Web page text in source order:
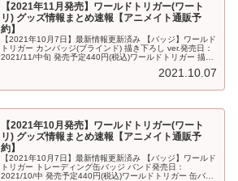
【2021年11月発売】ワールドトリガー(ワート
リ) グッズ情報まとめ速報【アニメイト通販予
約】
【2021年10月7日】最新情報更新済み 【バッジ】ワールド
トリガー カンバッジ(ブラインド) 描き下ろし ver.発売日：
2021/11/中旬 発売予定440円(税込)ワールドトリガー 描き
2021.10.07
【2021年10月発売】ワールドトリガー(ワート
リ) グッズ情報まとめ速報【アニメイト通販予
約】
【2021年10月7日】最新情報更新済み 【バッジ】ワールド
トリガー トレーディング缶バッジ バンド発売日：
2021/10/中 発売予定440円(税込)ワールドトリガー 缶バッ